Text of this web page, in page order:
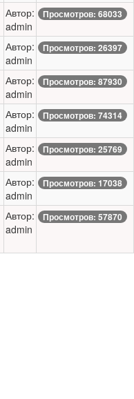
Автор:
admin
Просмотров: 68033
Автор:
admin
Просмотров: 26397
Автор:
admin
Просмотров: 87930
Автор:
admin
Просмотров: 74314
Автор:
admin
Просмотров: 25769
Автор:
admin
Просмотров: 17038
Автор:
admin
Просмотров: 57870